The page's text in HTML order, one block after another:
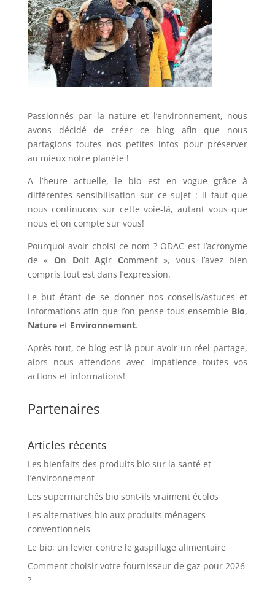
Passionnés par la nature et l’environnement, nous
avons décidé de créer ce blog afin que nous
partagions toutes nos petites infos pour préserver
au mieux notre planète !
A l’heure actuelle, le bio est en vogue grâce à
différentes sensibilisation sur ce sujet : il faut que
nous continuons sur cette voie-là, autant vous que
nous et on compte sur vous!
Pourquoi avoir choisi ce nom ? ODAC est l’acronyme
de « On DoitAgir Comment », vous l’avez bien
compris tout est dans l’expression.
Le but étant de se donner nos conseils/astuces et
informations afin que l’on pense tous ensemble Bio,
Natureet Environnement.
Après tout, ce blog est là pour avoir un réel partage,
alors nous attendons avec impatience toutes vos
actions et informations!
Partenaires
Articles récents
Les bienfaits des produits bio sur la santé et
l’environnement
Les supermarchés bio sont-ils vraiment écolos
Les alternatives bio aux produits ménagers
conventionnels
Le bio, un levier contre le gaspillage alimentaire
Comment choisir votre fournisseur de gaz pour 2026
?